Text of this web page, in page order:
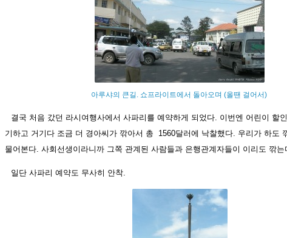
아루샤의 큰길. 쇼프라이트에서 돌아오며 (올땐 걸어서)
결국 처음 갔던 라시여행사에서 사파리를 예약하게 되었다. 이번엔 어린이 할
기하고 거기다 조금 더 경아씨가 깎아서 총 1560달러에 낙찰했다. 우리가 하도
물어본다. 사회선생이라니까 그쪽 관계된 사람들과 은행관계자들이 이리도 깎
일단 사파리 예약도 무사히 안착.